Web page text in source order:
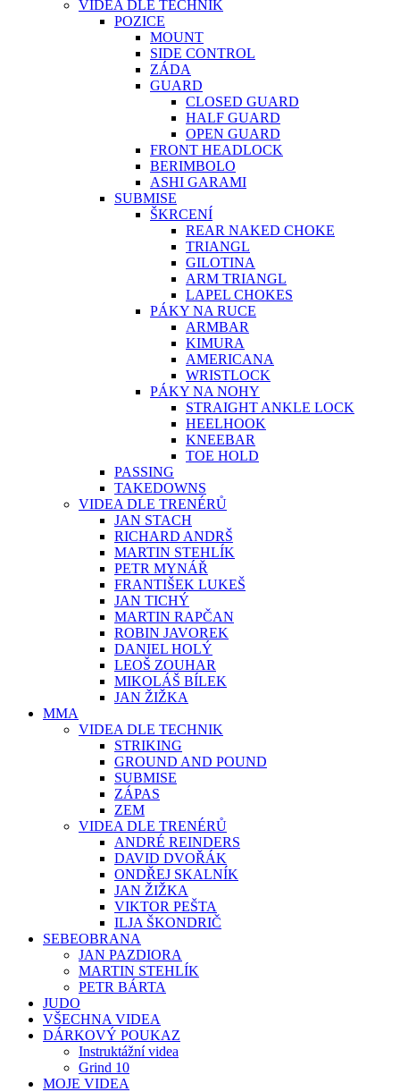
VIDEA DLE TECHNIK
POZICE
MOUNT
SIDE CONTROL
ZÁDA
GUARD
CLOSED GUARD
HALF GUARD
OPEN GUARD
FRONT HEADLOCK
BERIMBOLO
ASHI GARAMI
SUBMISE
ŠKRCENÍ
REAR NAKED CHOKE
TRIANGL
GILOTINA
ARM TRIANGL
LAPEL CHOKES
PÁKY NA RUCE
ARMBAR
KIMURA
AMERICANA
WRISTLOCK
PÁKY NA NOHY
STRAIGHT ANKLE LOCK
HEELHOOK
KNEEBAR
TOE HOLD
PASSING
TAKEDOWNS
VIDEA DLE TRENÉRŮ
JAN STACH
RICHARD ANDRŠ
MARTIN STEHLÍK
PETR MYNÁŘ
FRANTIŠEK LUKEŠ
JAN TICHÝ
MARTIN RAPČAN
ROBIN JAVOREK
DANIEL HOLÝ
LEOŠ ZOUHAR
MIKOLÁŠ BÍLEK
JAN ŽIŽKA
MMA
VIDEA DLE TECHNIK
STRIKING
GROUND AND POUND
SUBMISE
ZÁPAS
ZEM
VIDEA DLE TRENÉRŮ
ANDRÉ REINDERS
DAVID DVOŘÁK
ONDŘEJ SKALNÍK
JAN ŽIŽKA
VIKTOR PEŠTA
ILJA ŠKONDRIČ
SEBEOBRANA
JAN PAZDIORA
MARTIN STEHLÍK
PETR BÁRTA
JUDO
VŠECHNA VIDEA
DÁRKOVÝ POUKAZ
Instruktážní videa
Grind 10
MOJE VIDEA